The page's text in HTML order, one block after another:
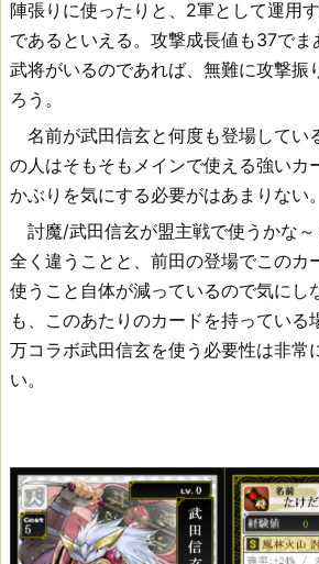
え
そ
う
カ
の
評
価
で
も
い
陣張りに使ったりと、2軍として運用
であるといえる。攻撃成長値も37で
武将がいるのであれば、無難に攻撃振
ろう。
名前が武田信玄と何度も登場してい
の人はそもそもメインで使える強いカ
かぶりを気にする必要がはあまりない。
討魔/武田信玄が盟主戦で使うかな
全く違うことと、前田の登場でこのカ
使うこと自体が減っているので気にし
も、このあたりのカードを持っている
万コラボ武田信玄を使う必要性は非常
い。